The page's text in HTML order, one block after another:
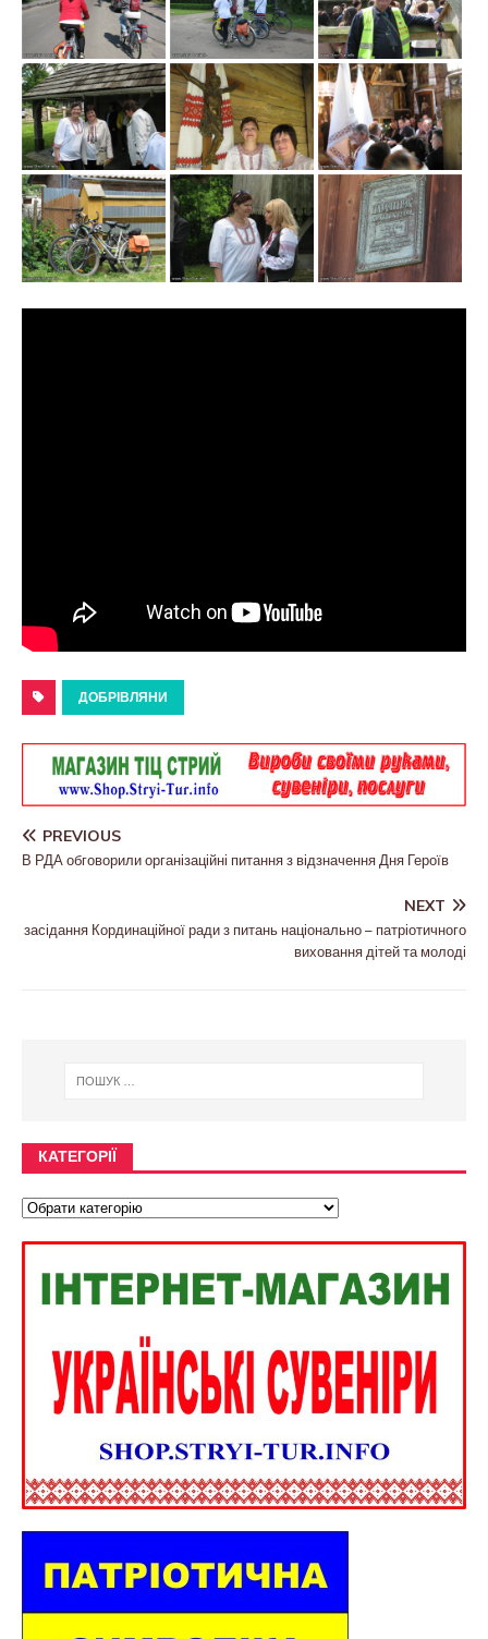
ДОБРІВЛЯНИ
PREVIOUS
В РДА обговорили організаційні питання з відзначення Дня Героїв
NEXT
засідання Кординаційної ради з питань національно – патріотичного
виховання дітей та молоді
КАТЕГОРІЇ